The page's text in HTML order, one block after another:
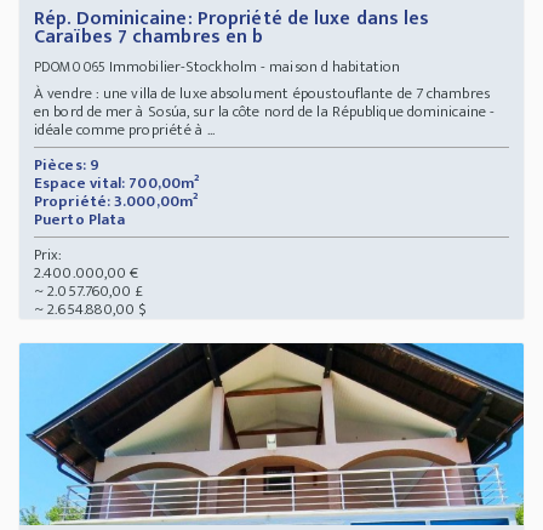
Rép. Dominicaine: Propriété de luxe dans les
Caraïbes 7 chambres en b
PDOM0065 Immobilier-Stockholm - maison d habitation
À vendre : une villa de luxe absolument époustouflante de 7 chambres
en bord de mer à Sosúa, sur la côte nord de la République dominicaine -
idéale comme propriété à ...
Pièces: 9
Espace vital: 700,00m²
Propriété: 3.000,00m²
Puerto Plata
Prix:
2.400.000,00 €
~ 2.057.760,00 £
~ 2.654.880,00 $